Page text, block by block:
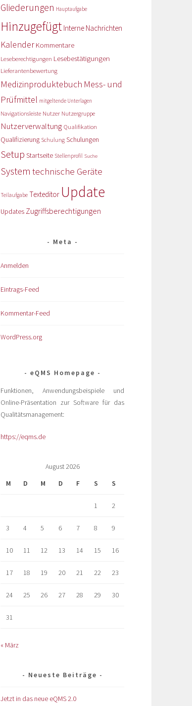
Gliederungen Hauptaufgabe
Hinzugefügt Interne Nachrichten
Kalender Kommentare
Leseberechtigungen Lesebestätigungen
Lieferantenbewertung
Medizinproduktebuch Mess- und
Prüfmittel mitgeltende Unterlagen
Navigationsleiste Nutzer Nutzergruppe
Nutzerverwaltung Qualifikation
Qualifizierung Schulung Schulungen
Setup Startseite Stellenprofil Suche
System technische Geräte
Teilaufgabe Texteditor Update
Updates Zugriffsberechtigungen
Meta
Anmelden
Eintrags-Feed
Kommentar-Feed
WordPress.org
eQMS Homepage
Funktionen, Anwendungsbeispiele und
Online-Präsentation zur Software für das
Qualitätsmanagement:
https://eqms.de
August 2026
M
D M D F S S
1 2
3 4 5 6 7 8 9
10 11 12 13 14 15 16
17 18 19 20 21 22 23
24 25 26 27 28 29 30
31
« März
Neueste Beiträge
Jetzt in das neue eQMS 2.0